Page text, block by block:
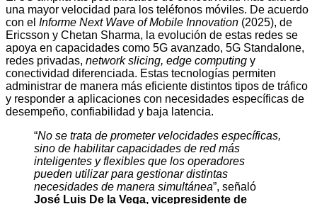
una mayor velocidad para los teléfonos móviles. De acuerdo
con el Informe Next Wave of Mobile Innovation (2025), de
Ericsson y Chetan Sharma, la evolución de estas redes se
apoya en capacidades como 5G avanzado, 5G Standalone,
redes privadas, network slicing, edge computing y
conectividad diferenciada. Estas tecnologías permiten
administrar de manera más eficiente distintos tipos de tráfico
y responder a aplicaciones con necesidades específicas de
desempeño, confiabilidad y baja latencia.
“No se trata de prometer velocidades específicas,
sino de habilitar capacidades de red más
inteligentes y flexibles que los operadores
pueden utilizar para gestionar distintas
necesidades de manera simultánea”, señaló
José Luis De la Vega, vicepresidente de